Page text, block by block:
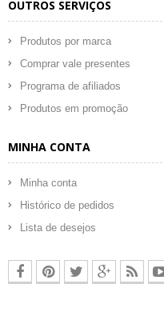
OUTROS SERVIÇOS
Produtos por marca
Comprar vale presentes
Programa de afiliados
Produtos em promoção
MINHA CONTA
Minha conta
Histórico de pedidos
Lista de desejos